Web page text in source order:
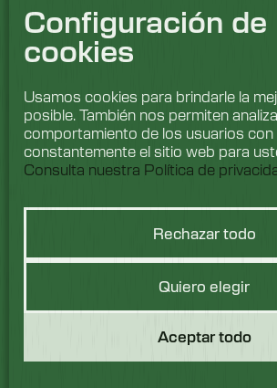
Configuración de
cookies
Usamos cookies para brindarle la
posible. También nos permiten
comportamiento de los usuarios con
constantemente el sitio web para
Consulta nuestra Política de
Rechazar todo
Quiero elegir
Aceptar todo
Hablemos de
lavado
Nos encantaría saber